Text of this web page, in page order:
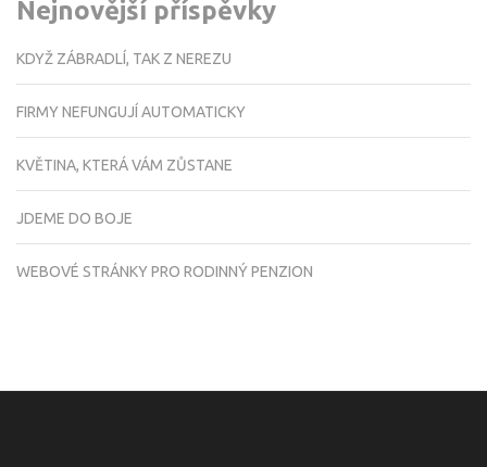
Nejnovější příspěvky
KDYŽ ZÁBRADLÍ, TAK Z NEREZU
FIRMY NEFUNGUJÍ AUTOMATICKY
KVĚTINA, KTERÁ VÁM ZŮSTANE
JDEME DO BOJE
WEBOVÉ STRÁNKY PRO RODINNÝ PENZION